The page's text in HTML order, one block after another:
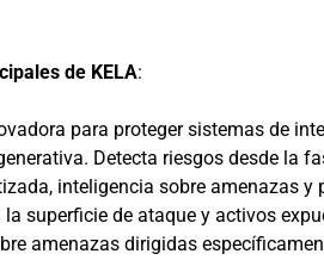
de KELA:
para proteger sistemas de
Detecta riesgos desde la
inteligencia sobre amenazas y
la superficie de ataque y activos
amenazas dirigidas